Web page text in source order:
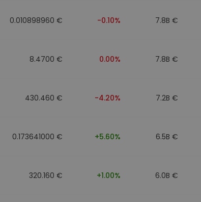
0.010898960 € -0.10% 7.8B €
8.4700 € 0.00% 7.8B €
430.460 € -4.20% 7.2B €
0.173641000 € +5.60% 6.5B €
320.160 € +1.00% 6.0B €